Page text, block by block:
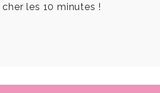
les 10 minutes !